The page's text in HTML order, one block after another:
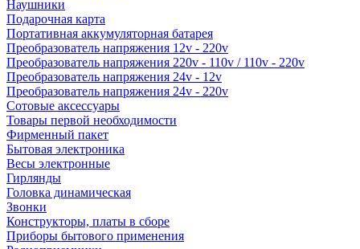
Наушники
Подарочная карта
Портативная аккумуляторная батарея
Преобразователь напряжения 12v - 220v
Преобразователь напряжения 220v - 110v / 110v - 220v
Преобразователь напряжения 24v - 12v
Преобразователь напряжения 24v - 220v
Сотовые аксессуары
Товары первой необходимости
Фирменный пакет
Бытовая электроника
Весы электронные
Гирлянды
Головка динамическая
Звонки
Конструкторы, платы в сборе
Приборы бытового применения